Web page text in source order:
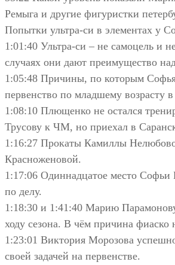
Ремыга и другие фигуристки
Попытки ультра-си в элементах у
1:01:40 Ультра-си – не самоцель и
случаях они дают преимущество
1:05:48 Причины, по которым
первенство по младшему возрасту
1:08:10 Плющенко не остался
Трусову к ЧМ, но приехал в
1:16:27 Прокаты Камиллы
Красноженовой.
1:17:06 Одиннадцатое место
по делу.
1:18:30 и 1:41:40 Марию
ходу сезона. В чём причина фиаско
1:23:01 Виктория Морозова
своей задачей на первенстве.